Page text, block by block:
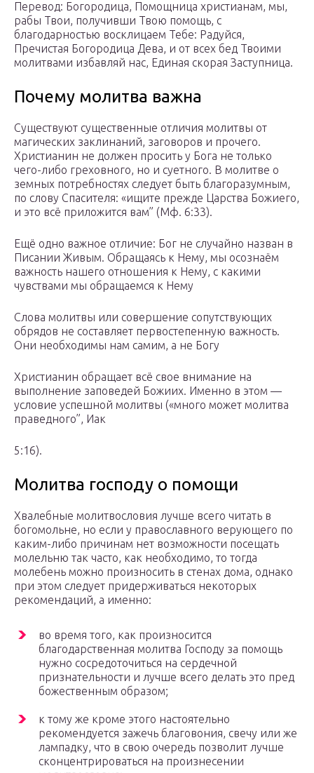
Перевод: Богородица, Помощница христианам, мы,
рабы Твои, получивши Твою помощь, с
благодарностью восклицаем Тебе: Радуйся,
Пречистая Богородица Дева, и от всех бед Твоими
молитвами избавляй нас, Единая скорая Заступница.
Почему молитва важна
Существуют существенные отличия молитвы от
магических заклинаний, заговоров и прочего.
Христианин не должен просить у Бога не только
чего-либо греховного, но и суетного. В молитве о
земных потребностях следует быть благоразумным,
по слову Спасителя: «ищите прежде Царства Божиего,
и это всё приложится вам” (Мф. 6:33).
Ещё одно важное отличие: Бог не случайно назван в
Писании Живым. Обращаясь к Нему, мы осознаём
важность нашего отношения к Нему, с какими
чувствами мы обращаемся к Нему
Слова молитвы или совершение сопутствующих
обрядов не составляет первостепенную важность.
Они необходимы нам самим, а не Богу
Христианин обращает всё свое внимание на
выполнение заповедей Божиих. Именно в этом —
условие успешной молитвы («много может молитва
праведного”, Иак
5:16).
Молитва господу о помощи
Хвалебные молитвословия лучше всего читать в
богомольне, но если у православного верующего по
каким-либо причинам нет возможности посещать
молельню так часто, как необходимо, то тогда
молебень можно произносить в стенах дома, однако
при этом следует придерживаться некоторых
рекомендаций, а именно:
во время того, как произносится
благодарственная молитва Господу за помощь
нужно сосредоточиться на сердечной
признательности и лучше всего делать это пред
божественным образом;
к тому же кроме этого настоятельно
рекомендуется зажечь благовония, свечу или же
лампадку, что в свою очередь позволит лучше
сконцентрироваться на произнесении